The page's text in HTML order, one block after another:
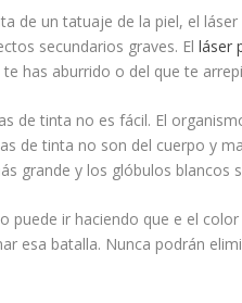
de un tatuaje de la piel, el
secundarios graves. Elláser
has aburrido o del que te
de tinta no es fácil. El
de tinta no son del cuerpo y
grande y los glóbulos blancos
ir haciendo que e el
esa batalla. Nunca podrán